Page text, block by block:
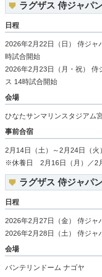
ラグザス 侍ジャパ
日程
2026年2月22日（日） 侍ジャ
時試合開始
2026年2月23日（月・祝） 侍
ス 14時試合開始
会場
ひなたサンマリンスタジアム
事前合宿
2月14日（土）～2月24日（火）
※休養日 2月16日（月）／2
ラグザス 侍ジャパ
日程
2026年2月27日（金） 侍ジャ
2026年2月28日（土） 侍ジャ
会場
バンテリンドーム ナゴヤ